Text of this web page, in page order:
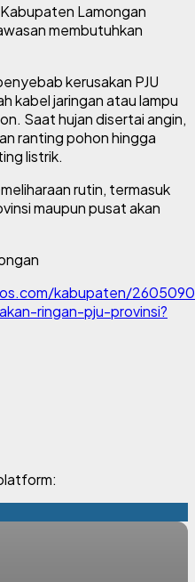
Kabupaten Lamongan
membutuhkan
kerusakan PJU
kabel jaringan atau lampu
Saat hujan disertai angin,
ranting pohon hingga
listrik.
rutin, termasuk
maupun pusat akan
kabupaten/
ringan-pju-provinsi?